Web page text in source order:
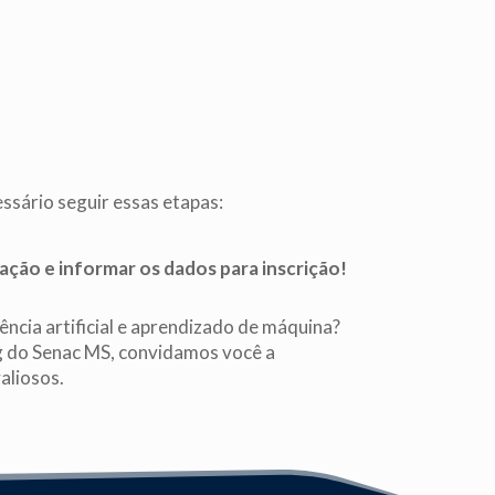
seguir essas etapas:
e informar os dados para inscrição!
artificial e aprendizado de máquina?
Senac MS, convidamos você a